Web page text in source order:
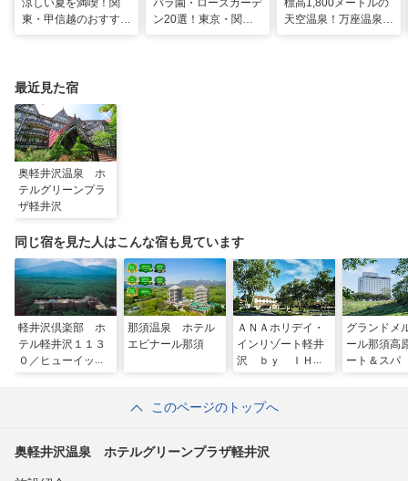
涼しい夏を満喫！関
東・甲信越のおすすめ
バラ園・ローズガーデ
ン20選！東京・関東
標高1,800メートルの
天空温泉！万座温泉
最近見た宿
奥軽井沢温泉 ホ
テルグリーンプラ
ザ軽井沢
同じ宿を見た人はこんな宿も見ています
軽井沢倶楽部 ホ
テル軽井沢１１３
０／ヒューイット
那須温泉 ホテル
エピナール那須
ＡＮＡホリデイ・
インリゾート軽井
沢 ｂｙ ＩＨＧ
グランドメ
ール那須高
ート＆スパ
このページのトップへ
奥軽井沢温泉 ホテルグリーンプラザ軽井沢